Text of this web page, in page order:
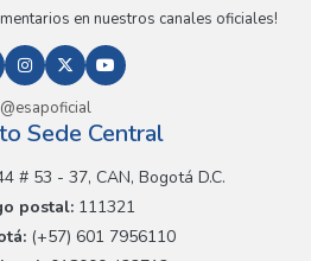
en nuestros canales oficiales!
@esapoficial
Sede Central
# 53 - 37, CAN, Bogotá D.C.
postal: 111321
(+57) 601 7956110